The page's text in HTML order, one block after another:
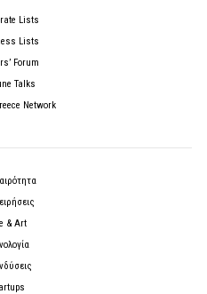
Lists
Lists
Forum
Talks
Network
& Art